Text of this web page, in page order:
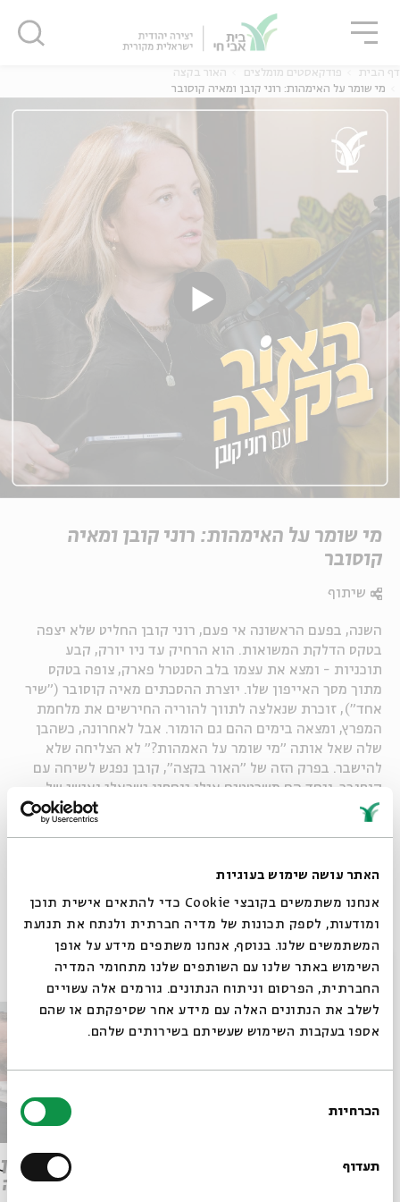
האתר עושה שימוש בעוגיות
אנחנו משתמשים בקובצי Cookie כדי להתאים אישית תוכן
ומודעות, לספק תכונות של מדיה חברתית ולנתח את תנועת
המשתמשים שלנו. בנוסף, אנחנו משתפים מידע על אופן
השימוש באתר שלנו עם השותפים שלנו מתחומי המדיה
החברתית, הפרסום וניתוח הנתונים. גורמים אלה עשויים
לשלב את הנתונים האלה עם מידע אחר שסיפקתם או שהם
אספו בעקבות השימוש שעשיתם בשירותים שלהם.
הסכמה
הכרחיות
תעדוף
אנגלית
דף הבית פודקאסטים מומלצים
האור בקצה
מי שומר על האימהות: רוני קובן ומאיה קוסובר
מי שומר על האימהות: רוני קובן ומאיה
קוסובר
השנה, בפעם הראשונה אי פעם, רוני קובן החליט שלא יצפה
בטקס הדלקת המשואות. הוא הרחיק עד ניו יורק, קבע
תוכניות - ומצא את עצמו בלב הסנטרל פארק, צופה בטקס
מתוך מסך האייפון שלו. יוצרת ההסכתים מאיה קוסובר ("שיר
אחד"), זוכרת שנאלצה לתווך להוריה החירשים את מלחמת
המפרץ, ומצאה בימים ההם גם הומור. אבל לאחרונה, כשהבן
שלה שאל אותה "מי שומר על האמהות?" לא הצליחה שלא
להישבר. בפרק הזה של "האור בקצה", קובן נפגש לשיחה עם
קוסובר, ויחד הם משרטטים אילן יוחסין ישראלי ואישי של
משפחה, מלחמה ותקווה
שיתוף
לקבלת עדכונים על פרק חדש ב- Whatsapp
Email
פרקים נוספים בסדרה
חיים בתוך צרחה: רוני קובן ואיתי
הביתה
סגור
סגור